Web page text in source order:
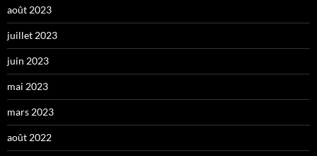
août 2023
juillet 2023
juin 2023
mai 2023
mars 2023
août 2022